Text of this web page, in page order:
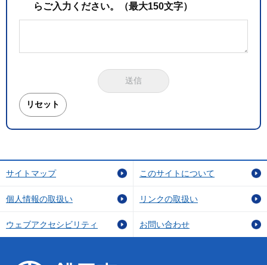
らご入力ください。（最大150文字）
サイトマップ このサイトについて
個人情報の取扱い リンクの取扱い
ウェブアクセシビリティ お問い合わせ